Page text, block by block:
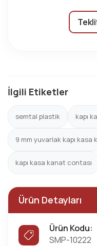
Ürün Detayları
Ürün Kodu:
SMP-10222
İlgili Etiketler
semtal plastik kapı
9 mm yuvarlak kapı kasa
kapı kasa kanat contası